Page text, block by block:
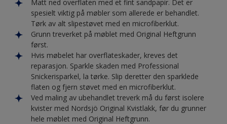
Matt ned overflaten med et fint sandpapir. Det er
spesielt viktig på møbler som allerede er behandlet.
Tørk av alt slipestøvet med en microfiberklut.
Grunn treverket på møblet med Original Heftgrunn
først.
Hvis møbelet har overflateskader, kreves det
reparasjon. Sparkle skaden med Professional
Snickerisparkel, la tørke. Slip deretter den sparklede
flaten og fjern støvet med en microfiberklut.
Ved maling av ubehandlet treverk må du først isolere
kvister med Nordsjö Original Kvistlakk, før du grunner
hele møblet med Original Heftgrunn.